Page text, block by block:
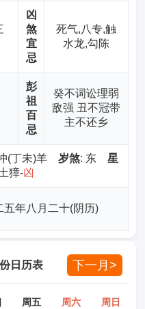
凶
煞
宜
忌
死气,八专,触
水龙,勾陈
彭
祖
百
忌
癸不词讼理弱
敌强 丑不冠带
主不还乡
(丁未)羊 岁煞: 东 星
獐-凶
年八月二十(阴历)
日历表 下一月>
周五 周六 周日